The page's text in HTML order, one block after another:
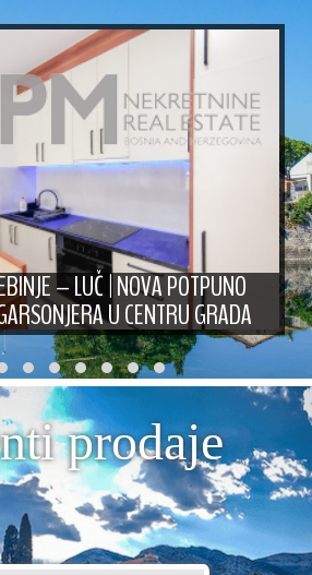
– LUČ | NOVA POTPUNO
U CENTRU GRADA
prodaje